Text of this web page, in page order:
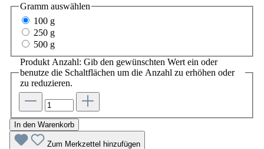
Gramm auswählen
100 g
250 g
500 g
Produkt Anzahl: Gib den gewünschten Wert ein oder
benutze die Schaltflächen um die Anzahl zu erhöhen oder
zu reduzieren.
In den Warenkorb
Zum Merkzettel hinzufügen